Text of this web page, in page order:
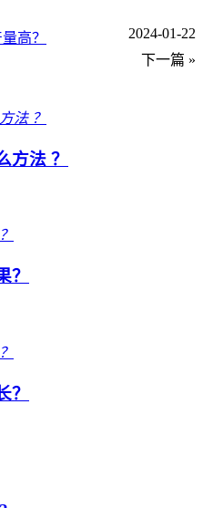
2024-01-22
高？
下一篇 »
方法 ？
？
？